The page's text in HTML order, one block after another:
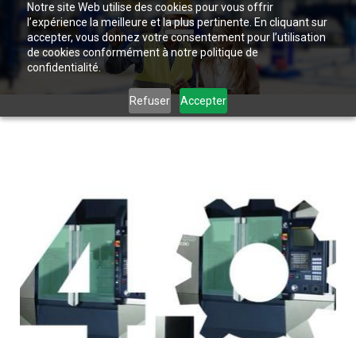
Notre site Web utilise des cookies pour vous offrir
l’expérience la meilleure et la plus pertinente. En cliquant sur
accepter, vous donnez votre consentement pour l’utilisation
de cookies conformément à notre politique de
confidentialité.
Refuser Accepter